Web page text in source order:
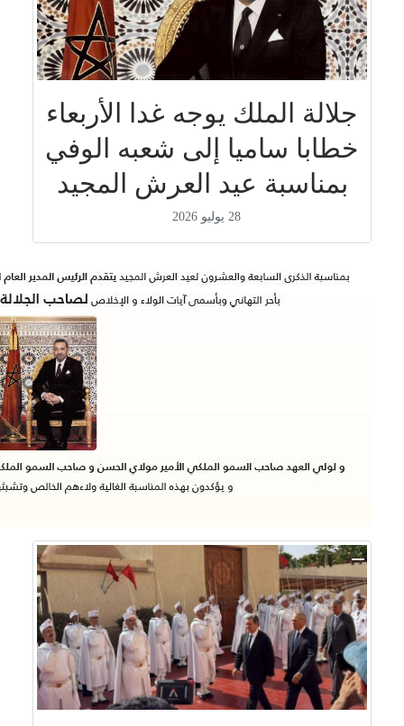
جلالة الملك يوجه غدا الأربعاء
خطابا ساميا إلى شعبه الوفي
بمناسبة عيد العرش المجيد
28 يوليو 2026